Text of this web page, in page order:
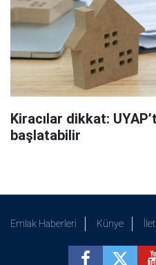
Kiracılar dikkat:
başlatabilir
Emlak Haberleri Künye